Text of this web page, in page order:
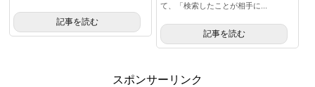
て、「検索したことが相手に...
記事を読む
記事を読む
スポンサーリンク